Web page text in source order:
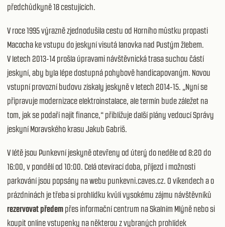
předchůdkyně 18 cestujících.
V roce 1995 výrazně zjednodušila cestu od Horního můstku propasti
Macocha ke vstupu do jeskyní visutá lanovka nad Pustým žlebem.
V letech 2013-14 prošla úpravami návštěvnická trasa suchou částí
jeskyní, aby byla lépe dostupná pohybově handicapovaným. Novou
vstupní provozní budovu získaly jeskyně v letech 2014-15. „Nyní se
připravuje modernizace elektroinstalace, ale termín bude záležet na
tom, jak se podaří najit finance,“ přibližuje další plány vedoucí Správy
jeskyní Moravského krasu Jakub Gabriš.
V létě jsou Punkevní jeskyně otevřeny od úterý do neděle od 8:20 do
16:00, v pondělí od 10:00. Celá otevírací doba, příjezd i možnosti
parkování jsou popsány na webu punkevni.caves.cz. O víkendech a o
prázdninách je třeba si prohlídku kvůli vysokému zájmu návštěvníků
rezervovat předem přes informační centrum na Skalním Mlýně nebo si
koupit online vstupenky na některou z vybraných prohlídek